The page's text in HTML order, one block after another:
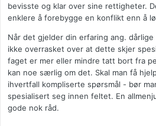
bevisste og klar over sine rettigheter.
enklere å forebygge en konflikt enn å
Når det gjelder din erfaring ang.
ikke overrasket over at dette skjer
faget er mer eller mindre tatt bort fra
kan noe særlig om det. Skal man få
ihvertfall kompliserte spørsmål - bør
spesialisert seg innen feltet. En
gode nok råd.